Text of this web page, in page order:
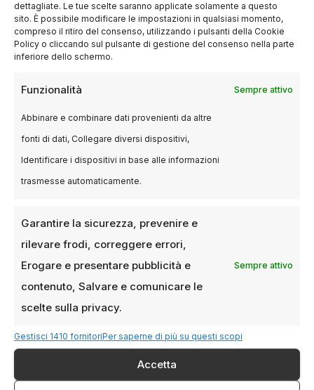
dettagliate. Le tue scelte saranno applicate solamente a questo
sito. È possibile modificare le impostazioni in qualsiasi momento,
compreso il ritiro del consenso, utilizzando i pulsanti della Cookie
Policy o cliccando sul pulsante di gestione del consenso nella parte
inferiore dello schermo.
Funzionalità Sempre attivo
Abbinare e combinare dati provenienti da altre
fonti di dati, Collegare diversi dispositivi,
Identificare i dispositivi in base alle informazioni
trasmesse automaticamente.
Garantire la sicurezza, prevenire e
rilevare frodi, correggere errori,
Erogare e presentare pubblicità e
contenuto, Salvare e comunicare le
scelte sulla privacy.
Sempre attivo
Gestisci 1410 fornitoriPer saperne di più su questi scopi
Accetta
Le linci selvagge: un documentario
di Laurent Geslin celebra il ritorno
della lince boreale
9 NOVEMBRE 2024 LUCA TALOTTA
Un ritratto intimo della natura selvaggia arriva
visione unica della…